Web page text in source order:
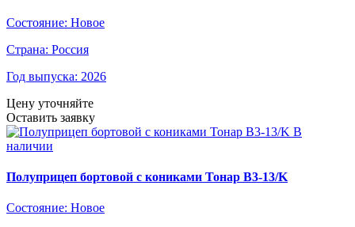
Состояние: Новое
Страна: Россия
Год выпуска: 2026
Цену уточняйте
Оставить заявку
В
наличии
Полуприцеп бортовой с кониками Тонар B3-13/K
Состояние: Новое